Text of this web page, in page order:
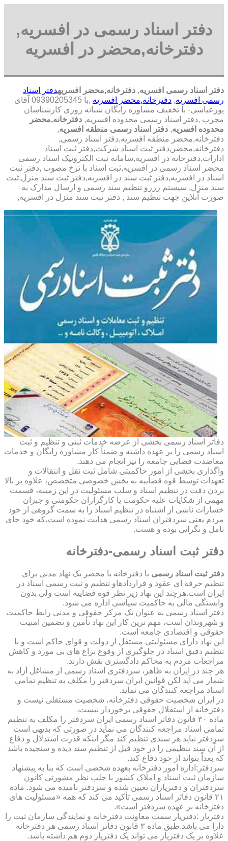
دفتر اسناد رسمی در افسریه,
دفترخانه,محضر در افسریه
دفتر اسناد رسمی افسریه, دفترخانه,محضر افسریهدفتر اسناد
رسمی افسریه, دفترخانه,محضر افسریه
,با 09390205345 آقای
پورعباسی- با تخفیف مشاوره رايگان شبانه روزی کارشناسان
مجرب ,دفتر اسناد رسمی محدوده افسریه, دفترخانه,محضر
محدوده افسریه, دفتر اسناد رسمی منطقه افسریه,
دفترخانه,محضر منطقه افسریه,دفتر اسناد رسمی,
دفترخانه,محضر,دفتر ثبت اسناد شرکت,دفتر ثبت اسناد
ادارات,دفترخانه در افسریه,سامانه ثبت الکترونیک اسناد رسمی
محضر اسناد رسمی در افسریه,ثبت اسناد با نرخ مصوب ,دفتر ثبت
اسناد در افسریه,دفتر ثبت سند در افسریه,دفتر ثبت سند منزل,ثبت
سند منزل, سیستم رزرو تنظیم سند رسمی و ارسال مدارک به
صورت آنلاین جهت تنظیم سند , دفتر ثبت سند منزل در افسریه,
دفاتر اسناد رسمی بخشی از عرضه خدمات ثبتی و تنظیم و ثبت
اسناد رسمی را بر عهده داشته و ضمناً کار مشاوره رایگان و خدمات
معاضدت قضایی جامعه را نیز انجام می دهند.
واگذاری بخشی از امور حاکمیتی شامل ثبت نقل و انتقالات و
تعهدات توسط قوه قضاییه به بخش خصوصی متخصص، علاوه بر بالا
بردن دقت در تنظیم اسناد و سلب مسئولیت در این زمینه، قسمت
مهمی از شکایات علیه حکومت یا کارگزاران حکومتی و جبران
خسارات ناشی از اشتباه در تنظیم اسناد را به سمت گروهی از خود
مردم یعنی سردفتران اسناد رسمی هدایت نموده است،که خود جای
تامل و نگرانی بوده و هست.
دفتر ثبت اسناد رسمی-دفترخانه
دفتر ثبت اسناد رسمی یا دفترخانه یا محضر یک نهاد مدنی برای
تنظیم حرفه ای عقود و قراردادهاو تنظیم و ثبت رسمی اسناد در
ایران است.هرچند این نهاد زیر نظر قوه قضاییه است ولی بدون
وابستگی مالی به حاکمیت سیاسی اداره می شود.
دفتر اسناد رسمی به عنوان یک مرکز حقوقی و مدنی رابط حاکمیت
و شهروندان است، مهم ترین کار این نهاد تأمین و تضمین امنیت
حقوقی و اقتصادی جامعه است.
این نهاد دارای مسئولیتی مستقل از دولت و قوای حاکم است و با
تنظیم دقیق اسناد در جلوگیری از وقوع نزاع های بی مورد و کاهش
مراجعات مردم به محاکم دادگستری نقش دارند.
هر چند در ایران به ظاهر، سردفتری اسناد رسمی از مشاغل آزاد به
شمار می آید لکن قوانین ایران سردفتر را مکلف به تنظیم تمامی
اسناد مراجعه کنندگان می نماید.
در ایران شخصیت حقوقی دفترخانه، شخصیت مستقلی نیست و
دفترخانه از استقلال حقوقی برخوردار نیست.
ماده ۳۰ قانون دفاتر اسناد رسمی ایران سردفتر را مکلف به تنظیم
تمامی اسناد مراجعه کنندگان می نماید در صورتی که بدیهی است
سردفتر نباید هر سندی تنظیم کند مگر اینکه قدرت استدلال و دفاع
از آن سند تنظیمی را در خود قبل از تنظیم سند دیده و سنجیده باشد
که بعداً بتواند از خود دفاع کند.
سردفتر:اداره امور دفترخانه بعهده شخصی است که بنا به پیشنهاد
سازمان ثبت اسناد و املاک کشور با جلب نظر مشورتی کانون
سردفتران و دفتریاران تعیین شده و سردفتر نامیده می شود. ماده
۲۱ قانون دفاتر اسناد رسمی تأکید می کند که همه «مسئولیت های
دفترخانه بر عهده سردفتر است».
دفتریار :دفتریار سمت معاونت دفترخانه و نمایندگی سازمان ثبت را
دارا می باشد.طبق ماده ۳ قانون دفاتر اسناد رسمی هر دفترخانه
علاوه بر یک دفتریار می تواند یک دفتریار دوم هم داشته باشد.